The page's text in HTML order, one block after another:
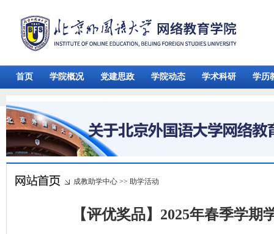
首页 学院概况 党建思政 学院动态 学术科研 学历
成教助学中心 >> 助学活动
【评优奖品】2025年春季学期